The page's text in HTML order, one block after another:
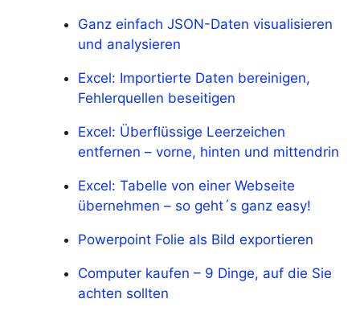
Ganz einfach JSON-Daten visualisieren
und analysieren
Excel: Importierte Daten bereinigen,
Fehlerquellen beseitigen
Excel: Überflüssige Leerzeichen
entfernen – vorne, hinten und mittendrin
Excel: Tabelle von einer Webseite
übernehmen – so geht´s ganz easy!
Powerpoint Folie als Bild exportieren
Computer kaufen – 9 Dinge, auf die Sie
achten sollten